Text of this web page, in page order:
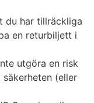
du har tillräckliga
en returbiljett i
utgöra en risk
(eller